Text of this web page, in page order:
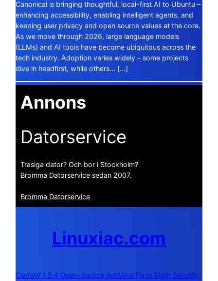
Canonical is bringing thoughtful, local-first AI to Ubuntu –
enhancing accessibility, enabling intelligent agents, and
keeping user privacy and open source values at the core.
As we move through 2026, large language models
(LLMs) and AI tools have become ubiquitous across the
tech industry. Adoption varies widely – some projects
dive in headfirst, while others… […]
Annons
Datorservice
Trasiga dator? Och bor i Stockholm?
Bromma Datorservice sedan 2007.
Bromma Datorservice
Linuxiac.com
ClamAV 1.5.4 Open-Source Antivirus Fixes Eight Security